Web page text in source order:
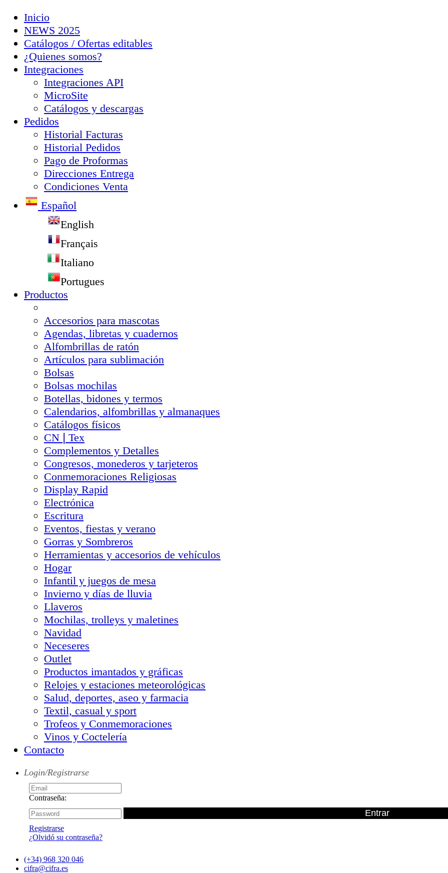
Inicio
NEWS 2025
Catálogos / Ofertas editables
¿Quienes somos?
Integraciones
Integraciones API
MicroSite
Catálogos y descargas
Pedidos
Historial Facturas
Historial Pedidos
Pago de Proformas
Direcciones Entrega
Condiciones Venta
Español
English
Français
Italiano
Portugues
Productos
Accesorios para mascotas
Agendas, libretas y cuadernos
Alfombrillas de ratón
Artículos para sublimación
Bolsas
Bolsas mochilas
Botellas, bidones y termos
Calendarios, alfombrillas y almanaques
Catálogos físicos
CN❘Tex
Complementos y Detalles
Congresos, monederos y tarjeteros
Conmemoraciones Religiosas
Display Rapid
Electrónica
Escritura
Eventos, fiestas y verano
Gorras y Sombreros
Herramientas y accesorios de vehículos
Hogar
Infantil y juegos de mesa
Invierno y días de lluvia
Llaveros
Mochilas, trolleys y maletines
Navidad
Neceseres
Outlet
Productos imantados y gráficas
Relojes y estaciones meteorológicas
Salud, deportes, aseo y farmacia
Textil, casual y sport
Trofeos y Conmemoraciones
Vinos y Coctelería
Contacto
Login/Registrarse
Contraseña:
Registrarse
¿Olvidó su contraseña?
(+34) 968 320 046
cifra@cifra.es